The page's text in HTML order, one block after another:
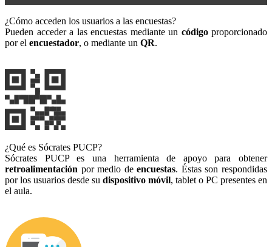
¿Cómo acceden los usuarios a las encuestas?
Pueden acceder a las encuestas mediante un códigoproporcionado
por el encuestador, o mediante un QR.
¿Qué es Sócrates PUCP?
Sócrates PUCP es una herramienta de apoyo para obtener
retroalimentación por medio deencuestas. Éstas son respondidas
por los usuarios desde su dispositivo móvil, tablet o PC presentes en
el aula.